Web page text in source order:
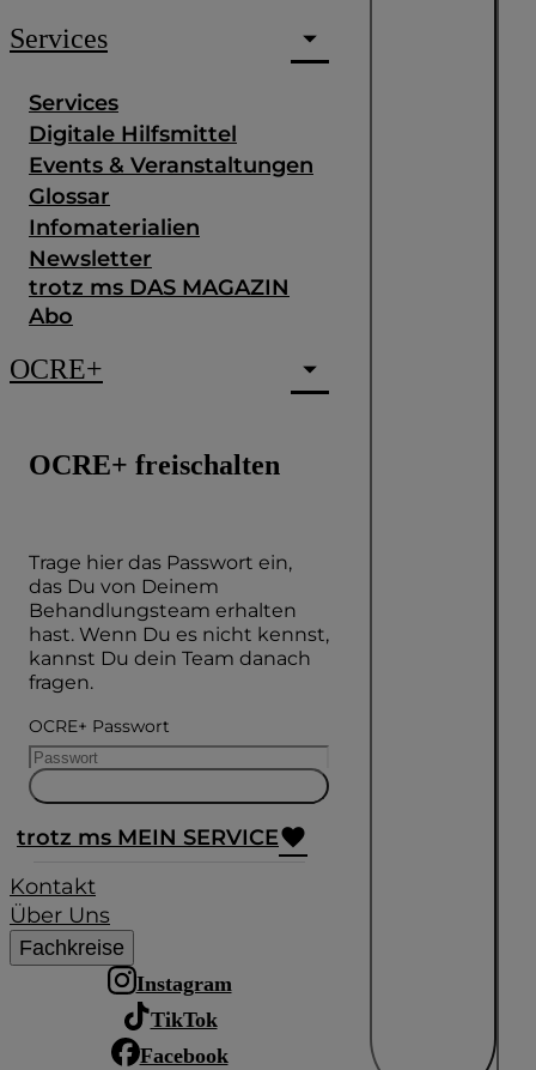
Services
Services
Digitale Hilfsmittel
Events & Veranstaltungen
Glossar
Infomaterialien
Newsletter
trotz ms DAS MAGAZIN
Abo
OCRE+
OCRE+ freischalten
Trage hier das Passwort ein,
das Du von Deinem
Behandlungsteam erhalten
hast. Wenn Du es nicht kennst,
kannst Du dein Team danach
fragen.
OCRE+ Passwort
trotz ms MEIN SERVICE
Kontakt
Über Uns
Fachkreise
Instagram
TikTok
Facebook